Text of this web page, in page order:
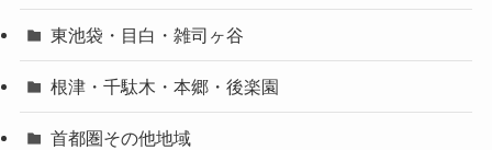
東池袋・目白・雑司ヶ谷
根津・千駄木・本郷・後楽園
首都圏その他地域